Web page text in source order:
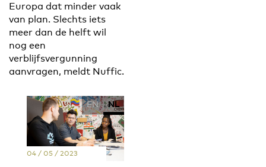
Europa dat minder vaak
van plan. Slechts iets
meer dan de helft wil
nog een
verblijfsvergunning
aanvragen, meldt Nuffic.
EN NL
04 / 05 / 2023